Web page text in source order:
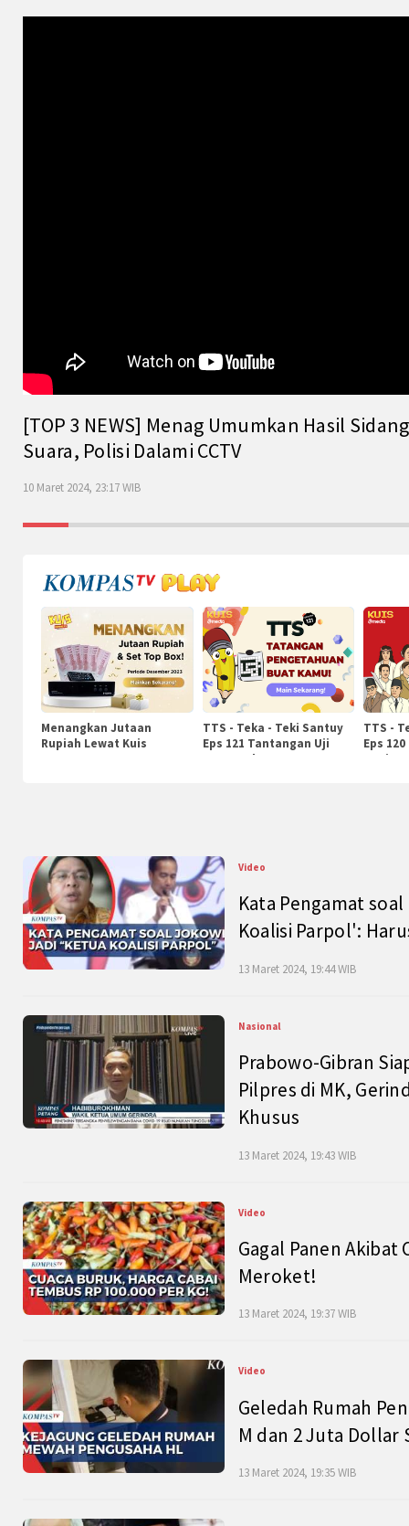
[TOP 3 NEWS] Menag Umumkan Hasil
Suara, Polisi Dalami CCTV
10 Maret 2024, 23:17 WIB
Menangkan Jutaan
Rupiah Lewat Kuis
TTS - Teka - Teki Santuy
Eps 121 Tantangan Uji
Pengetahuan
TTS -
Eps
Video
Kata Pengamat
Koalisi Parpol':
13 Maret 2024, 19:44 WIB
Nasional
Prabowo-Gibran
Pilpres di MK,
Khusus
13 Maret 2024, 19:43 WIB
Video
Gagal Panen Akibat
Meroket!
13 Maret 2024, 19:37 WIB
Video
Geledah Rumah
M dan 2 Juta Dollar
13 Maret 2024, 19:35 WIB